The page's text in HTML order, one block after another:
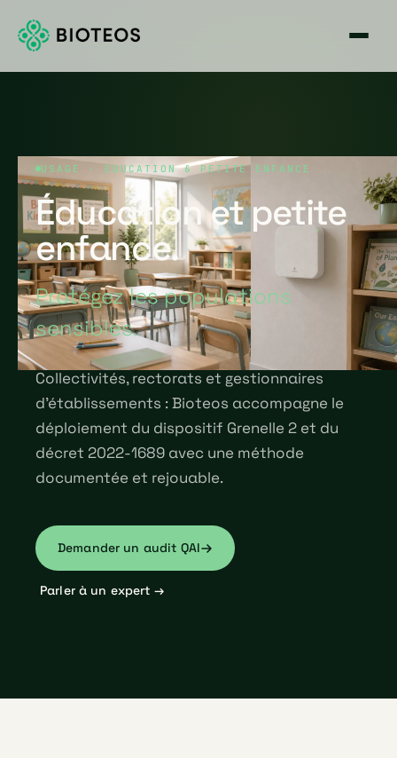
USAGE · ÉDUCATION & PETITE ENFANCE
Éducation et petite
enfance.
Protégez les populations
sensibles.
Collectivités, rectorats et gestionnaires
d'établissements : Bioteos accompagne le
déploiement du dispositif Grenelle 2 et du
décret 2022-1689 avec une méthode
documentée et rejouable.
Demander un audit QAI
Parler à un expert →